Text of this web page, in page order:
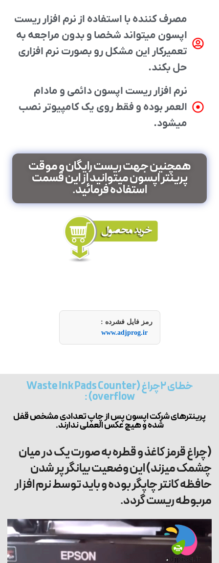
مصرف کننده با استفاده از نرم افزار ریست
اپسون میتواند شخصا و بدون مراجعه به
تعمیرکار این مشکل رو بصورت نرم افزاری
حل بکند.
نرم افزار ریست اپسون دائمی و مادام
العمر بوده و فقط روی یک کامپیوتر نصب
میشود.
همچنین جهت ریست رایگان و موقت
پرینتر اپسون میتوانید از این قسمت
استفاده فرمائید.
رمز فایل فشرده :
www.adjprog.ir
خطای ۲چراغ (Waste Ink Pads Counter
overflow) :
پرینترهای شرکت اپسون پس از چاپ تعدادی مشخص قفل
شده و هیچ عکس العملی ندارند.
(چراغ قرمز کاغذ و قطره به صورت یک در میان
چشمک میزند) این وضعیت بیانگر پر شدن
حافظه کانتر چاپگر بوده و باید توسط نرم افزار
مربوطه ریست گردد.